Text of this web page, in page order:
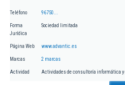
Teléfono 96750...
Forma
Jurídica
Sociedad limitada
Página Web www.advantic.es
Marcas 2 marcas
Actividad Actividades de consultoría informática